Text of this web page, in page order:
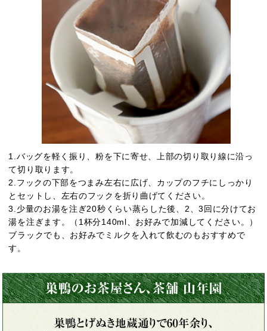
1.バッグを軽く振り、粉を下に寄せ、上部の切り取り線に沿っ
て切り取ります。
2.フックの下部をつまみ左右に広げ、カップのフチにしっかり
とセットし、左右のフックを折り曲げてください。
3.少量のお湯を注ぎ20秒くらい蒸らした後、2、3回に分けてお
湯を注ぎます。（1杯分140ml、お好みで加減してください。）
ブラックでも、お好みでミルクを入れて飲むのもおすすめで
す。